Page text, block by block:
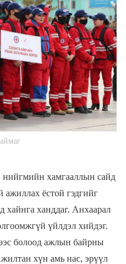
хамгааллын сайд
ёстой гэдгийг
хайнга ханддаг. Анхаарал
үйлдэл хийдэг.
болоод ажлын байрны
хүн амь нас, эрүүл